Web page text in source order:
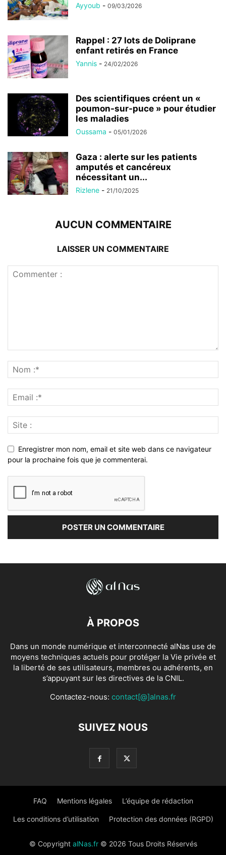
Ayyoub - 09/03/2026
Rappel : 27 lots de Doliprane
enfant retirés en France
Yannis - 24/02/2026
Des scientifiques créent un «
poumon-sur-puce » pour étudier
les maladies
Oussama - 05/01/2026
Gaza : alerte sur les patients
amputés et cancéreux
nécessitant un...
Rizlene - 21/10/2025
AUCUN COMMENTAIRE
LAISSER UN COMMENTAIRE
Enregistrer mon nom, email et site web dans ce navigateur
pour la prochaine fois que je commenterai.
À PROPOS
Dans un monde numérique et interconnecté alNas use de
moyens techniques actuels pour protéger la Vie privée et
la liberté de ses utilisateurs, membres ou adhérents, en
s’appuyant sur les directives de la CNIL.
Contactez-nous: contact[@]alnas.fr
SUIVEZ NOUS
FAQ Mentions légales L’équipe de rédaction
Les conditions d’utilisation Protection des données (RGPD)
© Copyright alNas.fr© 2026 Tous Droits Réservés